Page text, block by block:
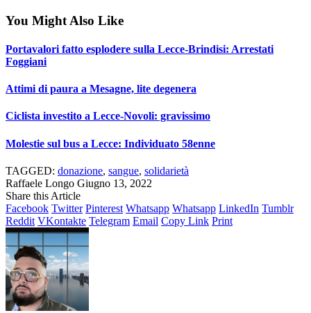
You Might Also Like
Portavalori fatto esplodere sulla Lecce-Brindisi: Arrestati
Foggiani
Attimi di paura a Mesagne, lite degenera
Ciclista investito a Lecce-Novoli: gravissimo
Molestie sul bus a Lecce: Individuato 58enne
TAGGED: donazione, sangue, solidarietà
Raffaele Longo Giugno 13, 2022
Share this Article
Facebook Twitter Pinterest Whatsapp Whatsapp LinkedIn Tumblr
Reddit VKontakte Telegram Email Copy Link Print